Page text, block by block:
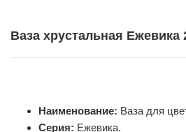
Ваза хрустальная Ежевика
Наименование: Ваза для
Серия: Ежевика.